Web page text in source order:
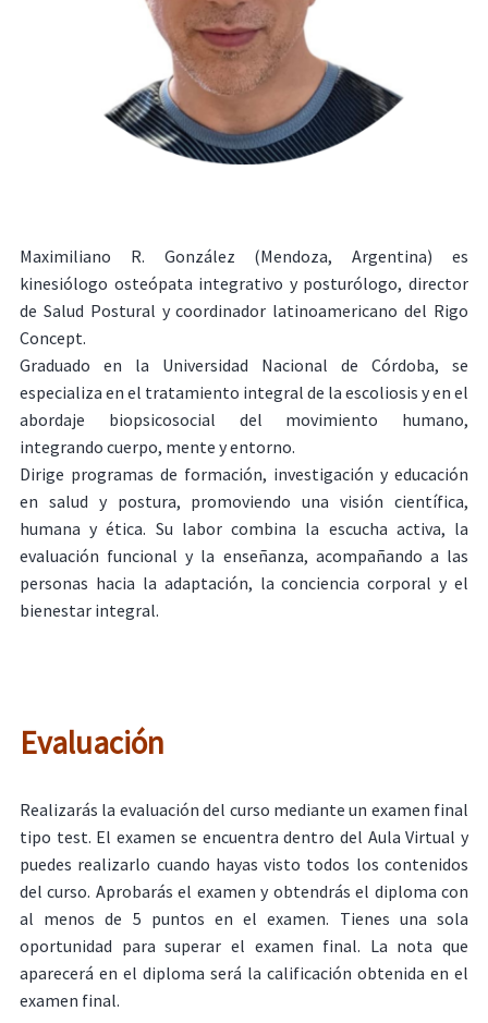
Maximiliano R. González (Mendoza, Argentina) es
kinesiólogo osteópata integrativo y posturólogo, director
de Salud Postural y coordinador latinoamericano del Rigo
Concept.
Graduado en la Universidad Nacional de Córdoba, se
especializa en el tratamiento integral de la escoliosis y en el
abordaje biopsicosocial del movimiento humano,
integrando cuerpo, mente y entorno.
Dirige programas de formación, investigación y educación
en salud y postura, promoviendo una visión científica,
humana y ética. Su labor combina la escucha activa, la
evaluación funcional y la enseñanza, acompañando a las
personas hacia la adaptación, la conciencia corporal y el
bienestar integral.
Evaluación
Realizarás la evaluación del curso mediante un examen final
tipo test. El examen se encuentra dentro del Aula Virtual y
puedes realizarlo cuando hayas visto todos los contenidos
del curso. Aprobarás el examen y obtendrás el diploma con
al menos de 5 puntos en el examen. Tienes una sola
oportunidad para superar el examen final. La nota que
aparecerá en el diploma será la calificación obtenida en el
examen final.